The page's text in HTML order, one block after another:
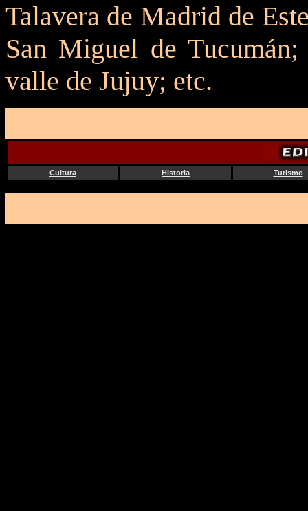
Talavera de Madrid de
San Miguel de
valle de Jujuy; etc.
Cultura Historia Turismo